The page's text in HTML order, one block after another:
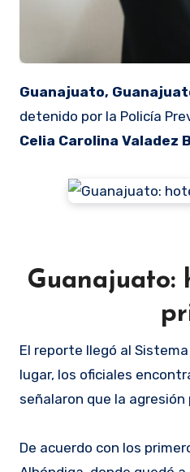
Guanajuato,
detenido por la Policía
Celia Carolina Valadez
Guanajuato:
El reporte llegó al
lugar, los oficiales
señalaron que la
De acuerdo con los